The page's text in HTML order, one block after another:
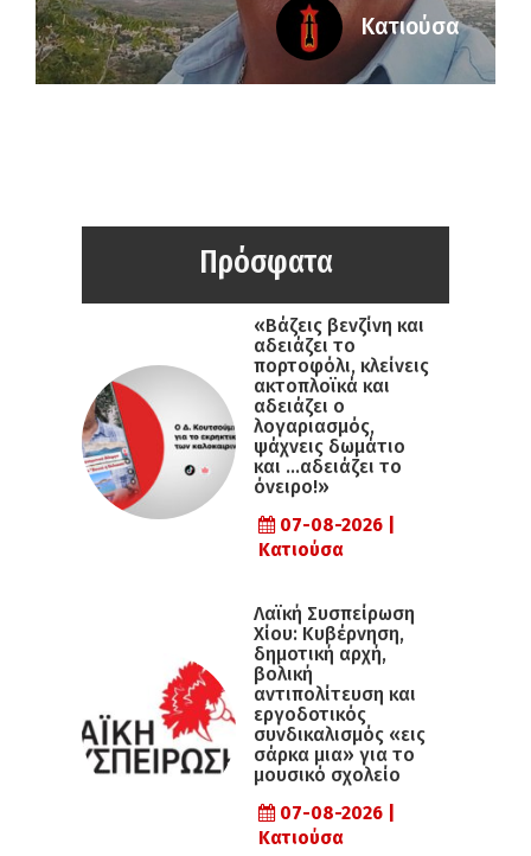
Κατιούσα
Πρόσφατα
«Βάζεις βενζίνη και
αδειάζει το
πορτοφόλι, κλείνεις
ακτοπλοϊκά και
αδειάζει ο
λογαριασμός,
ψάχνεις δωμάτιο
και …αδειάζει το
όνειρο!»
07-08-2026 |
Κατιούσα
Λαϊκή Συσπείρωση
Χίου: Κυβέρνηση,
δημοτική αρχή,
βολική
αντιπολίτευση και
εργοδοτικός
συνδικαλισμός «εις
σάρκα μια» για το
μουσικό σχολείο
07-08-2026 |
Κατιούσα